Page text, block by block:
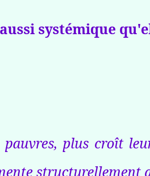
systémique
plus croît
structurellement